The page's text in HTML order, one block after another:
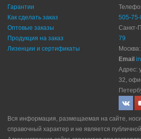
Гарантии
Как сделать заказ
Оптовые заказы
Продукция на заказ
Лизенции и сертификаты
505-
Санкт-
79
Москва:
Email
Адрес:
32,
Вся информация, размещаемая на сайте,
справочный характер и не является